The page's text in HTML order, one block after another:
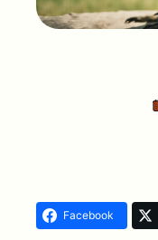
Facebook